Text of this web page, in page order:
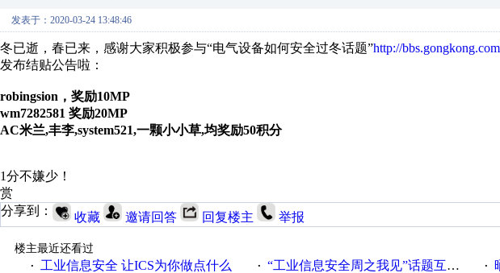
发表于：2020-03-24 13:48:46
冬已逝，春已来，感谢大家积极参与“电气设备如何安全过冬话题”http://
发布结贴公告啦：
robingsion，奖励10MP
wm7282581 奖励20MP
AC米兰,丰李,system521,一颗小小草,均奖励50积分
1分不嫌少！
赏
分享到：
收藏 邀请回答 回复楼主 举报
楼主最近还看过
·
工业信息安全 让ICS为你做点什么 · “工业信息安全周之我见”话题互动获奖名单发布公告 ·